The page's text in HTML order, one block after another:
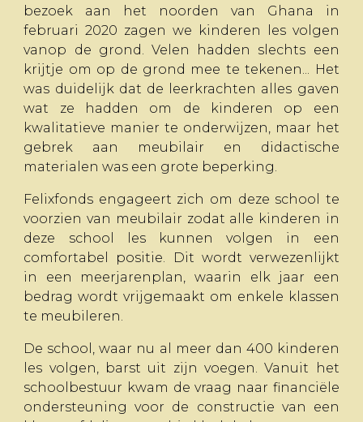
bezoek aan het noorden van Ghana in
februari 2020 zagen we kinderen les volgen
vanop de grond. Velen hadden slechts een
krijtje om op de grond mee te tekenen... Het
was duidelijk dat de leerkrachten alles gaven
wat ze hadden om de kinderen op een
kwalitatieve manier te onderwijzen, maar het
gebrek aan meubilair en didactische
materialen was een grote beperking.
Felixfonds engageert zich om deze school te
voorzien van meubilair zodat alle kinderen in
deze school les kunnen volgen in een
comfortabel positie. Dit wordt verwezenlijkt
in een meerjarenplan, waarin elk jaar een
bedrag wordt vrijgemaakt om enkele klassen
te meubileren.
De school, waar nu al meer dan 400 kinderen
les volgen, barst uit zijn voegen. Vanuit het
schoolbestuur kwam de vraag naar financiële
ondersteuning voor de constructie van een